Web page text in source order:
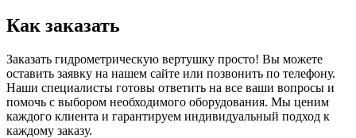
Как заказать
Заказать гидрометрическую вертушку просто! Вы можете
оставить заявку на нашем сайте или позвонить по телефону.
Наши специалисты готовы ответить на все ваши вопросы и
помочь с выбором необходимого оборудования. Мы ценим
каждого клиента и гарантируем индивидуальный подход к
каждому заказу.